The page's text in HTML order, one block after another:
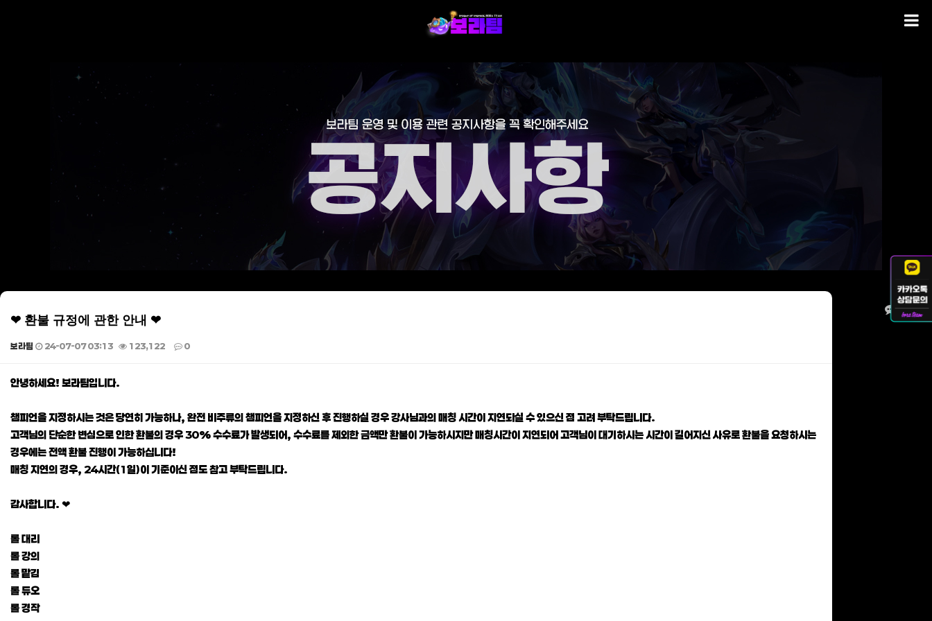
❤ 환불 규정에 관한 안내 ❤
보라팀 24-07-07 03:13 123,122 0
본문
안녕하세요! 보라팀입니다.
챔피언을 지정하시는 것은 당연히 가능하나, 완전 비주류의 챔피언을 지정하신 후 진행하실 경우 강사님과의 매칭 시간이 지연되실 수 있으신 점 고려 부탁드립니다.
고객님의 단순한 변심으로 인한 환불의 경우 30% 수수료가 발생되어, 수수료를 제외한 금액만 환불이 가능하시지만 매칭시간이 지연되어 고객님이 대기하시는 시간이 길어지신 사유로 환불을 요청하시는
경우에는 전액 환불 진행이 가능하십니다!
매칭 지연의 경우, 24시간(1일)이 기준이신 점도 참고 부탁드립니다.
감사합니다. ❤
롤 대리
롤 강의
롤 맡김
롤 듀오
롤 경작